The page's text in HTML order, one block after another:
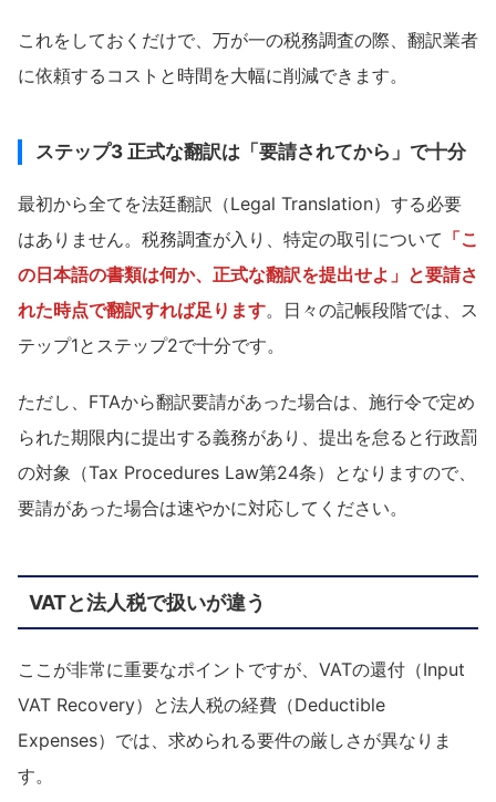
これをしておくだけで、万が一の税務調査の際、翻訳業者
に依頼するコストと時間を大幅に削減できます。
ステップ3 正式な翻訳は「要請されてから」で十分
最初から全てを法廷翻訳（Legal Translation）する必要
はありません。税務調査が入り、特定の取引について 「こ
の日本語の書類は何か、正式な翻訳を提出せよ」と要請さ
れた時点で翻訳すれば足ります。日々の記帳段階では、ス
テップ1とステップ2で十分です。
ただし、FTAから翻訳要請があった場合は、施行令で定め
られた期限内に提出する義務があり、提出を怠ると行政罰
の対象（Tax Procedures Law第24条）となりますので、
要請があった場合は速やかに対応してください。
VATと法人税で扱いが違う
ここが非常に重要なポイントですが、VATの還付（Input
VAT Recovery）と法人税の経費（Deductible
Expenses）では、求められる要件の厳しさが異なりま
す。